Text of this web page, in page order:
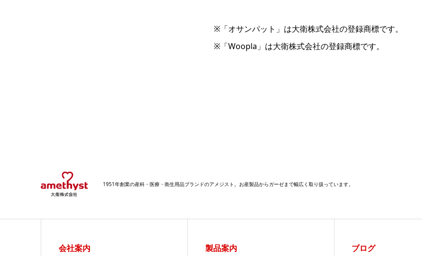
※「オサンパット」は大衛株式会社の登録商標です。
※「Woopla」は大衛株式会社の登録商標です。
1951年創業の産科・医療・衛生用品ブランドのアメジスト。お産製品からガーゼまで幅広く取り扱っています。
会社案内 製品案内 ブログ